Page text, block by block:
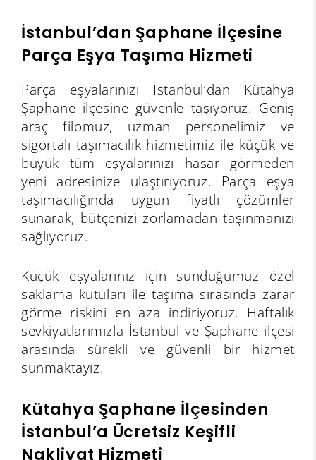
İstanbul’dan Şaphane İlçesine
Parça Eşya Taşıma Hizmeti
Parça eşyalarınızı İstanbul’dan Kütahya
Şaphane ilçesine güvenle taşıyoruz. Geniş
araç filomuz, uzman personelimiz ve
sigortalı taşımacılık hizmetimiz ile küçük ve
büyük tüm eşyalarınızı hasar görmeden
yeni adresinize ulaştırıyoruz. Parça eşya
taşımacılığında uygun fiyatlı çözümler
sunarak, bütçenizi zorlamadan taşınmanızı
sağlıyoruz.
Küçük eşyalarınız için sunduğumuz özel
saklama kutuları ile taşıma sırasında zarar
görme riskini en aza indiriyoruz. Haftalık
sevkiyatlarımızla İstanbul ve Şaphane ilçesi
arasında sürekli ve güvenli bir hizmet
sunmaktayız.
Kütahya Şaphane İlçesinden
İstanbul’a Ücretsiz Keşifli
Nakliyat Hizmeti